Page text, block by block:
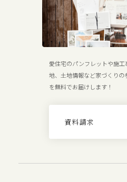
愛住宅のパンフレットや施
地、土地情報など家づくりの
を無料でお届けします！
資料請求